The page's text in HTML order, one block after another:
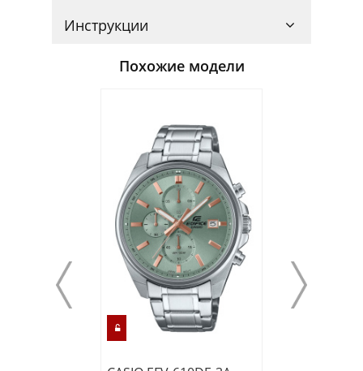
Инструкции
Похожие модели